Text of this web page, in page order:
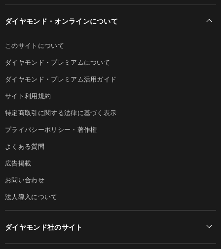
ダイヤモンド・オンラインについて
このサイトについて
ダイヤモンド・プレミアムについて
ダイヤモンド・プレミアム活用ガイド
サイト利用規約
特定商取引に関する法律に基づく表示
プライバシーポリシー・著作権
よくある質問
広告掲載
お問い合わせ
法人導入について
ダイヤモンド社のサイト